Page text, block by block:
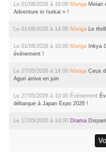
Le 01/06/2026 à 16:00 Manga Meian
Adventure in Isekai » !
Le 01/06/2026 à 14:00 Manga Le
Le 01/06/2026 à 10:00 Manga Inkya
événement !
Le 27/05/2026 à 14:00 Manga Ceux
Aguri arrive en juin
Le 27/05/2026 à 10:00 Événement
débarque à Japan Expo 2026 !
Le 17/05/2026 à 14:00 Drama